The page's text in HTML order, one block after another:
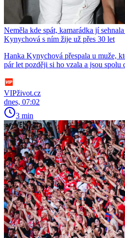
Neměla kde spát, kamarádka jí
Kynychová s ním žije už přes 30 let
Hanka Kynychová přespala u muže,
pár let později si ho vzala a jsou spolu
VIPživot.cz
dnes, 07:02
3 min